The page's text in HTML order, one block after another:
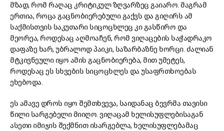
მზად, რომ რაღაც კრიტიკულ ზღვარზეც გაიარო. მაგრამ
ერთია, როცა გაცნობიერებული გაქვს და გიღირს ამ
საქმისთვის საკუთარი სიცოცხლეც კი გასწირო და
მეორეა, როდესაც აღმოაჩენ, რომ ვიღაცების საჭადრაკო
დაფაზე ხარ, უბრალოდ პაიკი, საზარბაზნე ხორცი. ძალიან
მტკივნეული იყო ამის გაცნობიერება, მით უმეტეს,
როდესაც ეს სხვების სიცოცხლეს და უსაფრთხოებას
ეხებოდა.
ეს ამავე დროს იყო შემთხვევა, საიდანაც ბევრმა თავისი
წილი სარგებელი მიიღო. ვიღაცამ ხელისუფლებისაგან
ასეთი იმიჯის შექმნით ისარგებლა, ხელისუფლებამაც